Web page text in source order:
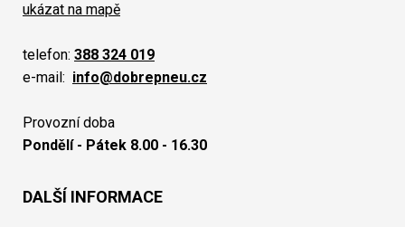
ukázat na mapě
telefon: 388 324 019
e-mail: info@dobrepneu.cz
Provozní doba
Pondělí - Pátek 8.00 - 16.30
DALŠÍ INFORMACE